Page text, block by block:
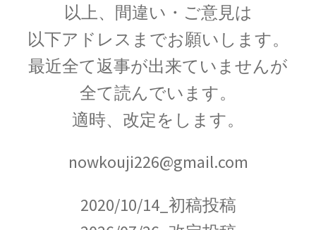
ジョルダーノ・ブルーノ
【宇宙の無限を説き異端審問を受けた殉職者】
ジョン・A・フレミング
た】
以上、間違い・ご意見は
以下アドレスまでお願いします。
最近全て返事が出来ていませんが
全て読んでいます。
適時、改定をします。
nowkouji226@gmail.com
2020/10/14_初稿投稿